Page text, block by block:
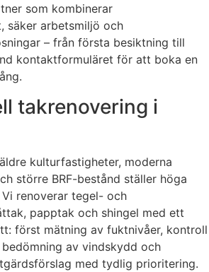
som kombinerar
säker arbetsmiljö och
– från första besiktning till
kontaktformuläret för att boka en
takrenovering i
kulturfastigheter, moderna
större BRF-bestånd ställer höga
renoverar tegel- och
papptak och shingel med ett
först mätning av fuktnivåer, kontroll
av vindskydd och
med tydlig prioritering.